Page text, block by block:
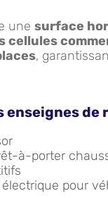
une surface
cellules
,
enseignes de
à-porter
pour